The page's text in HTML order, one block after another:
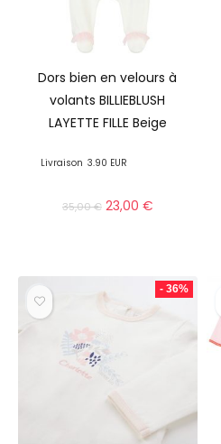
Dors bien en velours à
volants BILLIEBLUSH
LAYETTE FILLE Beige
Livraison 3.90 EUR
35,00€ 23,00 €
- 36%